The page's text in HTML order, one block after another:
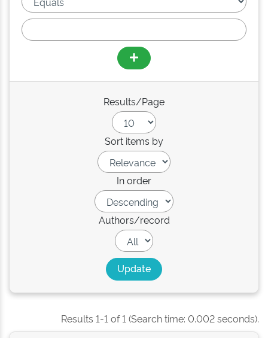
Results/Page
Sort items by
In order
Authors/record
Results 1-1 of 1 (Search time: 0.002 seconds).